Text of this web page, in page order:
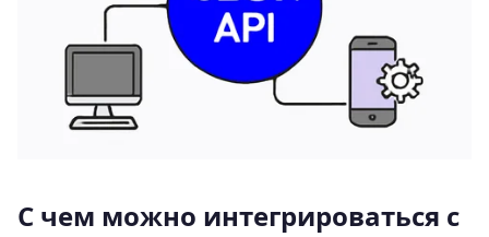
С чем можно интегрироваться с